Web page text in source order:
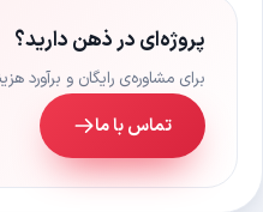
پروژه‌ای در ذهن دارید؟
برای مشاوره‌ی رایگان و برآورد
تماس با ما